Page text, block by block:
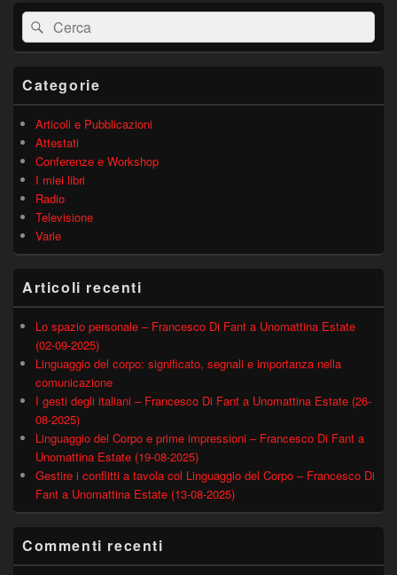
Area
widget
barra
Cerca:Cerca
Categorie
Articoli e Pubblicazioni
Attestati
Conferenze e Workshop
I miei libri
Radio
Televisione
Varie
Articoli recenti
Lo spazio personale – Francesco Di Fant a Unomattina Estate
(02-09-2025)
Linguaggio del corpo: significato, segnali e importanza nella
comunicazione
I gesti degli italiani – Francesco Di Fant a Unomattina Estate (26-
08-2025)
Linguaggio del Corpo e prime impressioni – Francesco Di Fant a
Unomattina Estate (19-08-2025)
Gestire i conflitti a tavola col Linguaggio del Corpo – Francesco Di
Fant a Unomattina Estate (13-08-2025)
Commenti recenti